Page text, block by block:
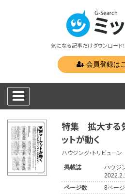
気になる記事だけダウンロード
会員登録は
特集 拡大する
ットが動く
ハウジング・トリビュ
掲載誌
ハウジ
ページ数
8ペー